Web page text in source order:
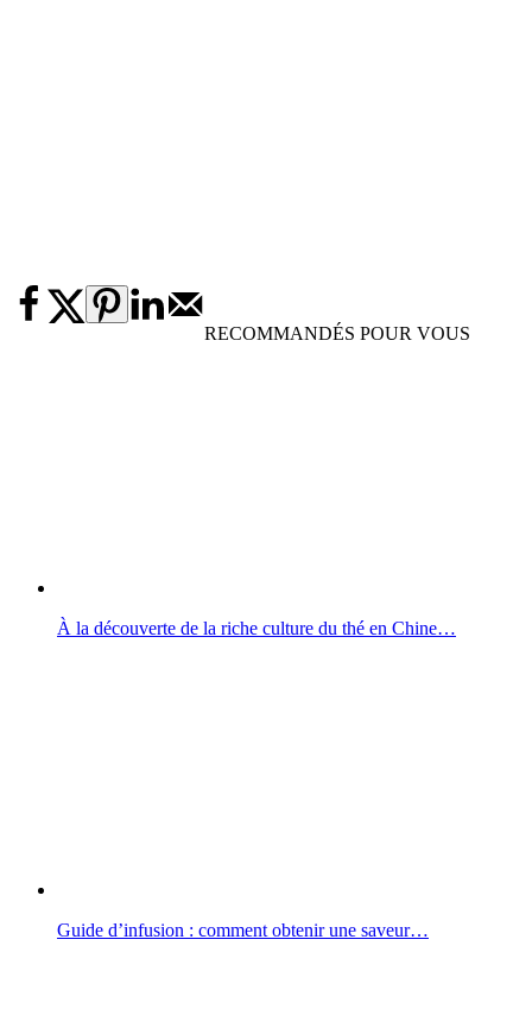
RECOMMANDÉS POUR VOUS
À la découverte de la riche culture du thé en Chine…
Guide d’infusion : comment obtenir une saveur…